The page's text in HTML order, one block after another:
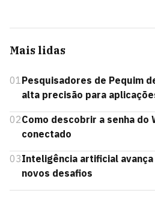
Mais lidas
01Pesquisadores de Pequim
alta precisão para
02Como descobrir a senha do
conectado
03Inteligência artificial avança
novos desafios